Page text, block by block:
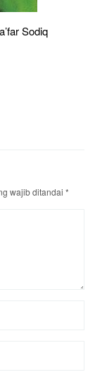
Sodiq
wajib ditandai *